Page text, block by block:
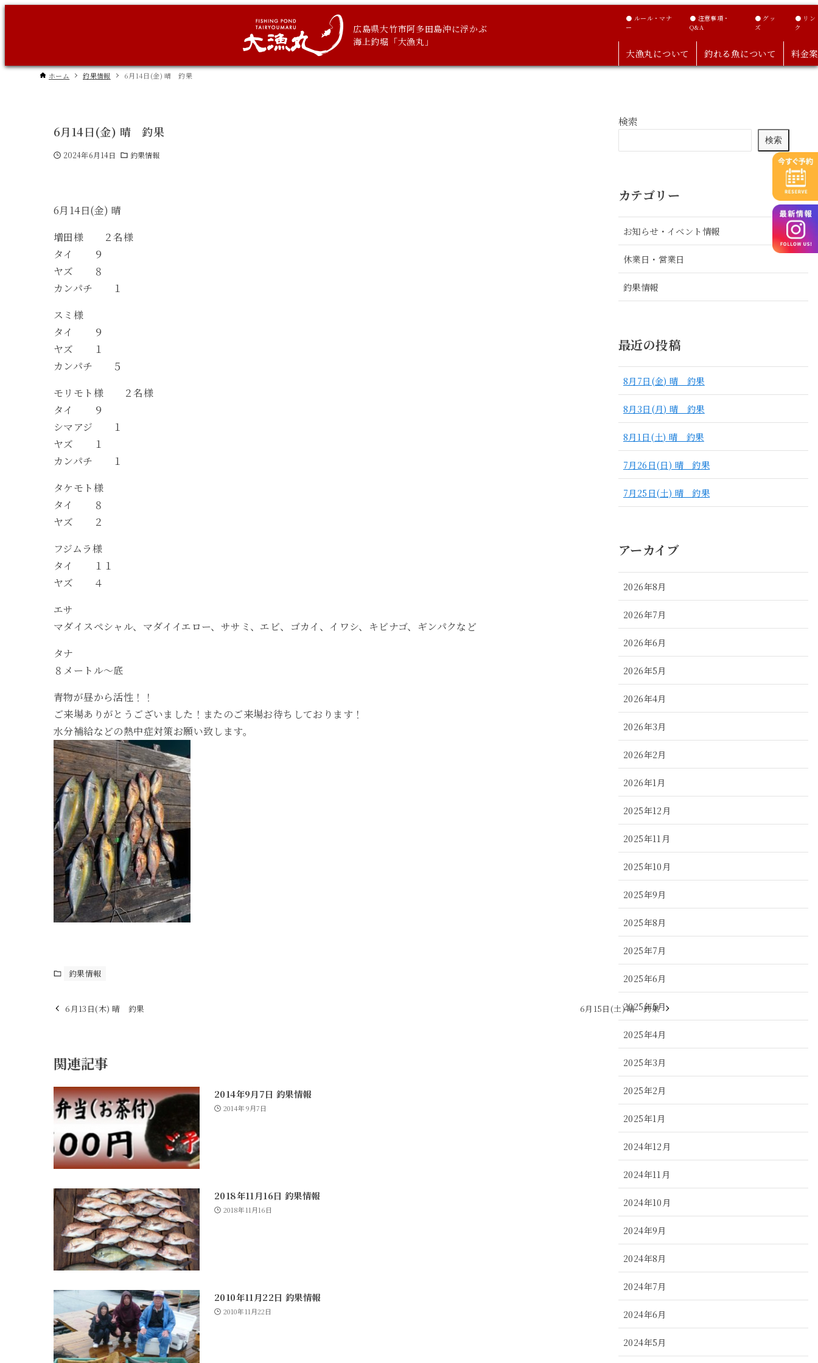
広島県大竹市阿多田島沖に浮かぶ
海上釣堀「大漁丸」
● ルール・マナ
ー
● 注意事項・
Q&A
● グッ
ズ
● リン
ク
大漁丸について 釣れる魚について 料金
ホーム 釣果情報 6月14日(金) 晴 釣果
6月14日(金) 晴 釣果
2024年6月14日 釣果情報
6月14日(金) 晴
増田様 ２名様
タイ ９
ヤズ ８
カンパチ １
スミ様
タイ ９
ヤズ １
カンパチ ５
モリモト様 ２名様
タイ ９
シマアジ １
ヤズ １
カンパチ １
タケモト様
タイ ８
ヤズ ２
フジムラ様
タイ １１
ヤズ ４
エサ
マダイスペシャル、マダイイエロー、ササミ、エビ、ゴカイ、イワシ、キビナゴ、ギンパクなど
タナ
８メートル〜底
青物が昼から活性！！
ご来場ありがとうございました！またのご来場お待ちしております！
水分補給などの熱中症対策お願い致します。
釣果情報
6月13日(木) 晴 釣果 6月15日(土) 晴 釣果
関連記事
2014年9月7日 釣果情報
2014年9月7日
2018年11月16日 釣果情報
2018年11月16日
2010年11月22日 釣果情報
2010年11月22日
検索
検索
カテゴリー
お知らせ・イベント情報
休業日・営業日
釣果情報
最近の投稿
8月7日(金) 晴 釣果
8月3日(月) 晴 釣果
8月1日(土) 晴 釣果
7月26日(日) 晴 釣果
7月25日(土) 晴 釣果
アーカイブ
2026年8月
2026年7月
2026年6月
2026年5月
2026年4月
2026年3月
2026年2月
2026年1月
2025年12月
2025年11月
2025年10月
2025年9月
2025年8月
2025年7月
2025年6月
2025年5月
2025年4月
2025年3月
2025年2月
2025年1月
2024年12月
2024年11月
2024年10月
2024年9月
2024年8月
2024年7月
2024年6月
2024年5月